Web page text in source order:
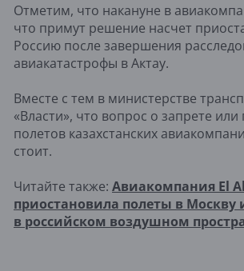
Отметим, что накануне в
что примут решение насчет
Россию после завершения
авиакатастрофы в Актау.
Вместе с тем в министерстве
«Власти», что вопрос о запрете или
полетов казахстанских
стоит.
Читайте также: Авиакомпания El
приостановила полеты в Москву
в российском воздушном